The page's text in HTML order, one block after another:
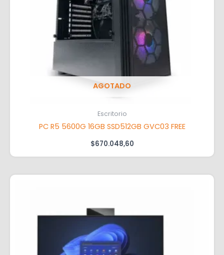
AGOTADO
Escritorio
PC R5 5600G 16GB SSD512GB GVC03 FREE
$670.048,60